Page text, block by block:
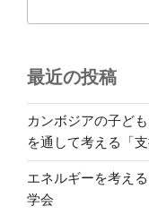
最近の投稿
カンボジアの子ど
を通して考える「
エネルギーを考え
学会